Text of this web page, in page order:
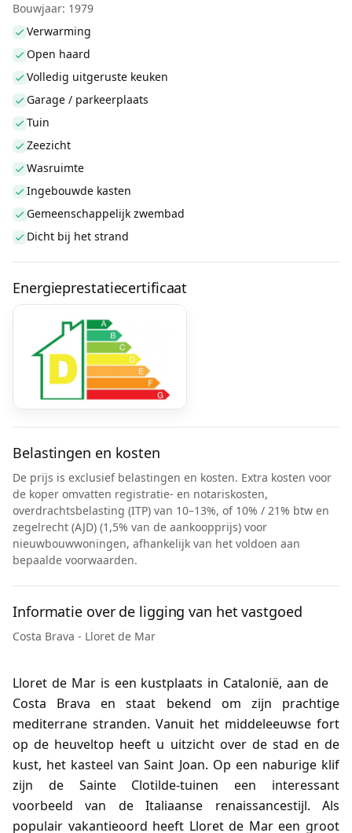
Bouwjaar: 1979
Verwarming
Open haard
Volledig uitgeruste keuken
Garage / parkeerplaats
Tuin
Zeezicht
Wasruimte
Ingebouwde kasten
Gemeenschappelijk zwembad
Dicht bij het strand
Energieprestatiecertificaat
Belastingen en kosten
De prijs is exclusief belastingen en kosten. Extra kosten voor
de koper omvatten registratie- en notariskosten,
overdrachtsbelasting (ITP) van 10–13%, of 10% / 21% btw en
zegelrecht (AJD) (1,5% van de aankoopprijs) voor
nieuwbouwwoningen, afhankelijk van het voldoen aan
bepaalde voorwaarden.
Informatie over de ligging van het vastgoed
Costa Brava - Lloret de Mar
Lloret de Mar is een kustplaats in Catalonië, aan de
Costa Brava en staat bekend om zijn prachtige
mediterrane stranden. Vanuit het middeleeuwse fort
op de heuveltop heeft u uitzicht over de stad en de
kust, het kasteel van Saint Joan. Op een naburige klif
zijn de Sainte Clotilde-tuinen een interessant
voorbeeld van de Italiaanse renaissancestijl. Als
populair vakantieoord heeft Lloret de Mar een groot